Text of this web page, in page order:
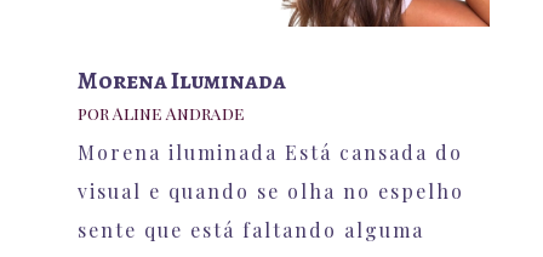
Morena Iluminada
porAline Andrade
Morena iluminada Está cansada do
visual e quando se olha no espelho
sente que está faltando alguma